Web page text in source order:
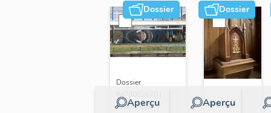
Dossier
Aperçu
Dossier
IM78002670 |
Réalisé par
Dossier
Aperçu
Dossier